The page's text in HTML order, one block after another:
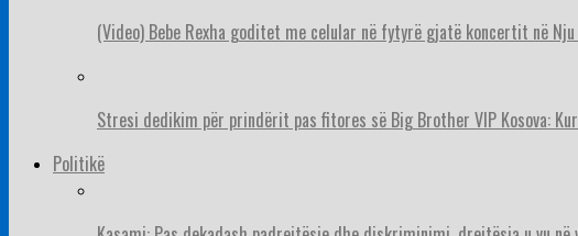
(Video) Bebe Rexha goditet me celular në fytyrë gjatë koncertit në
Stresi dedikim për prindërit pas fitores së Big Brother VIP Kosova:
Politikë